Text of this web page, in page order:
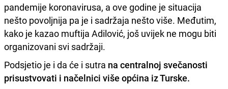
pandemije koronavirusa, a ove godine je situacija
nešto povoljnija pa je i sadržaja nešto više. Međutim,
kako je kazao muftija Adilović, još uvijek ne mogu biti
organizovani svi sadržaji.
Podsjetio je i da će i sutra na centralnoj svečanosti
prisustvovati i načelnici više općina iz Turske.